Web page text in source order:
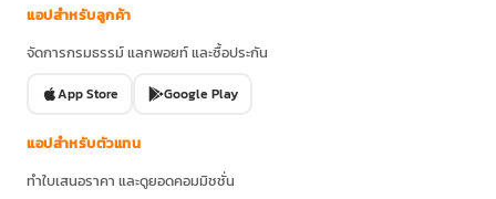
แอปสำหรับลูกค้า
จัดการกรมธรรม์ แลกพอยท์ และซื้อประกัน
App Store Google Play
แอปสำหรับตัวแทน
ทำใบเสนอราคา และดูยอดคอมมิชชั่น